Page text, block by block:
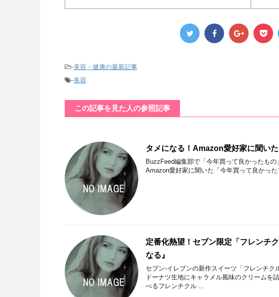
-美容・健康の最新記事
-美容
この記事を見た人の参照記事
タメになる！Amazon愛好家に聞い
BuzzFeed編集部で「今年買って良かったも
Amazon愛好家に聞いた「今年買って良かっ
定番化熱望！セブン限定「フレンチ
なる』
セブン-イレブンの新作スイーツ「フレンチ
ドーナツ生地にキャラメル風味のクリームを
べるフレンチクル ...